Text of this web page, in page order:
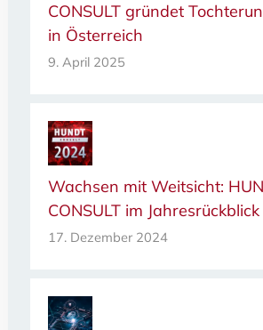
CONSULT gründet
in Österreich
9. April 2025
Wachsen mit Weitsicht:
CONSULT im
17. Dezember 2024